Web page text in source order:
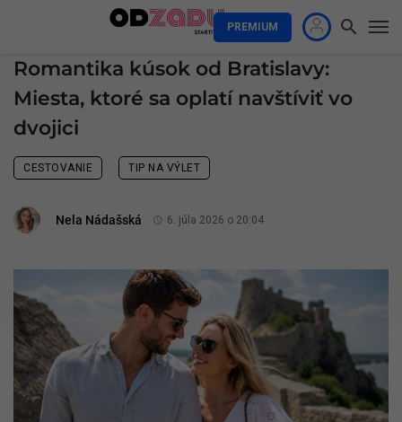
PREMIUM
Romantika kúsok od Bratislavy:
Miesta, ktoré sa oplatí navštíviť vo
dvojici
CESTOVANIE TIP NA VÝLET
Nela Nádašská 6. júla 2026 o 20:04